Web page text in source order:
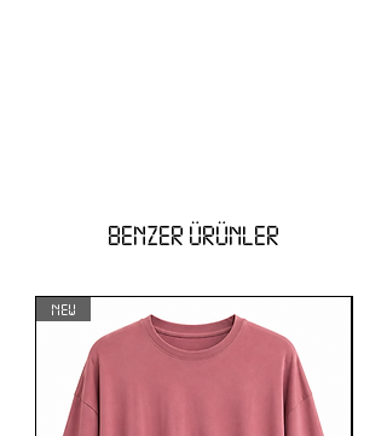
BENZER ÜRÜNLER
NEW